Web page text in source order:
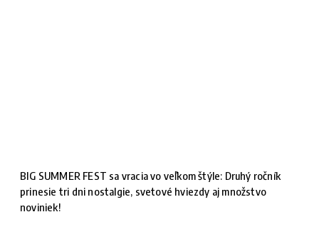
BIG SUMMER FEST sa vracia vo veľkom štýle: Druhý ročník
prinesie tri dni nostalgie, svetové hviezdy aj množstvo
noviniek!